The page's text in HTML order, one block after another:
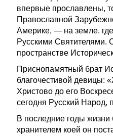
впервые прославлены,
Православной
Америке, — на земле.
Русскими Святителями.
пространстве
Приснопамятный брат
благочестивой девицы:
Христово до его
сегодня Русский Народ,
В последние годы
хранителем коей он